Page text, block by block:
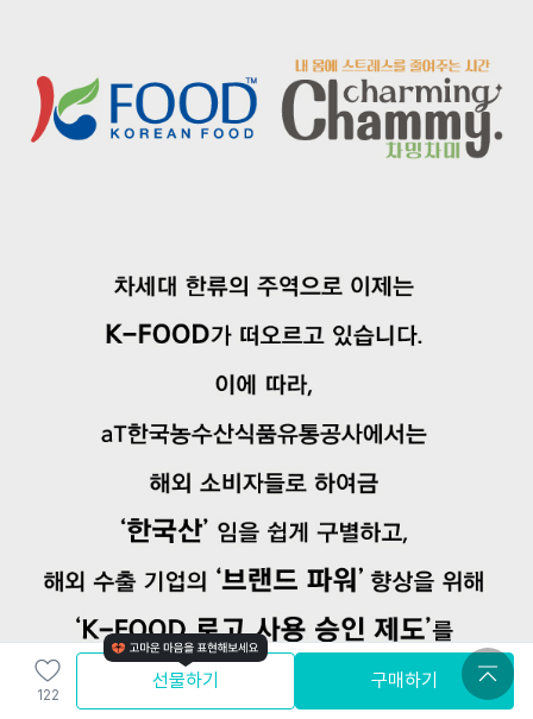
122
선물하기 구매하기